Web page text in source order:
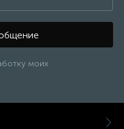
моих